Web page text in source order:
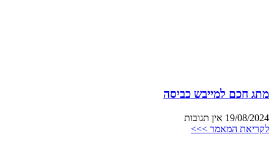
מתג חכם למייבש כביסה
19/08/2024 אין תגובות
לקריאת המאמר >>>